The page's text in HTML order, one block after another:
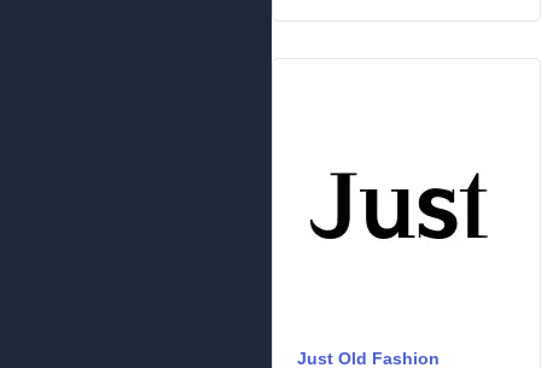
Just Old Fashion